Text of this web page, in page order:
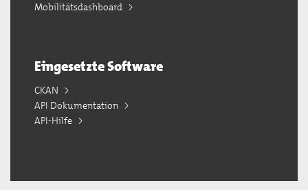
Mobilitätsdashboard
Eingesetzte Software
CKAN
API Dokumentation
API-Hilfe